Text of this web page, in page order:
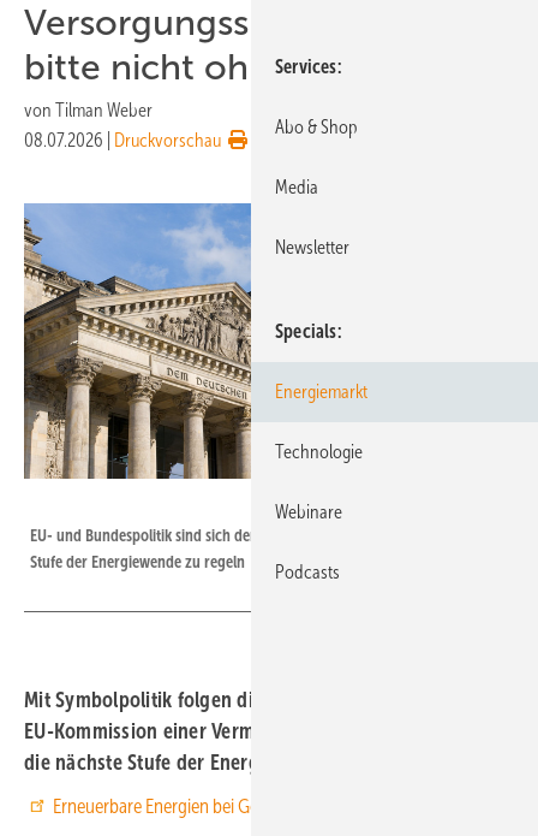
Versorgungssicherheit –
bitte nicht ohne EEG!
von Tilman Weber
08.07.2026
Druckvorschau
EU- und Bundespolitik sind sich derzeit einig – im Vermeiden, die nächste
Stufe der Energiewende zu regeln
Mit Symbolpolitik folgen die Bundesregierung und die
EU-Kommission einer Vermeidungsstrategie. Sie wagen
die nächste Stufe der Energiewende nicht.
Erneuerbare Energien bei Google bevorzugen
Services
Abo & Shop
Media
Newsletter
Specials
Energiemarkt
Technologie
Webinare
Podcasts